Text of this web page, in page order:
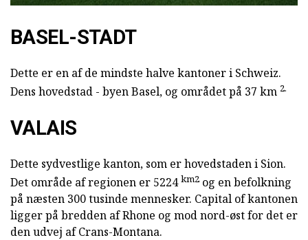
BASEL-STADT
Dette er en af de mindste halve kantoner i Schweiz.
Dens hovedstad - byen Basel, og området på 37 km 2.
VALAIS
Dette sydvestlige kanton, som er hovedstaden i Sion.
Det område af regionen er 5224km2 og en befolkning
på næsten 300 tusinde mennesker. Capital of kantonen
ligger på bredden af Rhone og mod nord-øst for det er
den udvej af Crans-Montana.